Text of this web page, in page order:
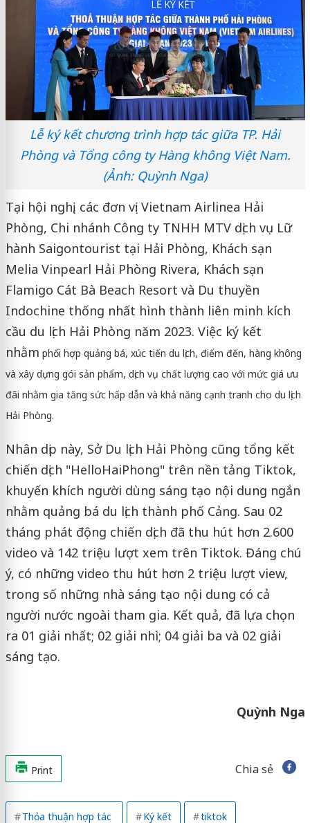
Lễ ký kết chương trình hợp tác giữa TP. Hải
Phòng và Tổng công ty Hàng không Việt Nam.
(Ảnh: Quỳnh Nga)
Tại hội nghị, các đơn vị: Vietnam Airlinea Hải
Phòng, Chi nhánh Công ty TNHH MTV dịch vụ Lữ
hành Saigontourist tại Hải Phòng, Khách sạn
Melia Vinpearl Hải Phòng Rivera, Khách sạn
Flamigo Cát Bà Beach Resort và Du thuyền
Indochine thống nhất hình thành liên minh kích
cầu du lịch Hải Phòng năm 2023. Việc ký kết
nhằm phối hợp quảng bá, xúc tiến du lịch, điểm đến, hàng không
và xây dựng gói sản phẩm, dịch vụ chất lượng cao với mức giá ưu
đãi nhằm gia tăng sức hấp dẫn và khả năng cạnh tranh cho du lịch
Hải Phòng.
Nhân dịp này, Sở Du lịch Hải Phòng cũng tổng kết
chiến dịch "HelloHaiPhong" trên nền tảng Tiktok,
khuyến khích người dùng sáng tạo nội dung ngắn
nhằm quảng bá du lịch thành phố Cảng. Sau 02
tháng phát động chiến dịch đã thu hút hơn 2.600
video và 142 triệu lượt xem trên Tiktok. Đáng chú
ý, có những video thu hút hơn 2 triệu lượt view,
trong số những nhà sáng tạo nội dung có cả
người nước ngoài tham gia. Kết quả, đã lựa chọn
ra 01 giải nhất; 02 giải nhì; 04 giải ba và 02 giải
sáng tạo.
Quỳnh Nga
Print Chia sẻ
Thỏa thuận hợp tác Ký kết tiktok